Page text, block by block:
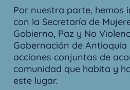
Por nuestra parte, hemos
con la Secretaría de
Gobierno, Paz y No
Gobernación de
acciones conjuntas de
comunidad que habita y
este lugar.